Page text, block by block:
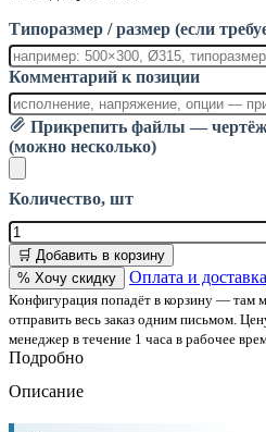
Типоразмер / размер (если
Комментарий к позиции
Прикрепить файлы —
(можно несколько)
Количество, шт
🛒 Добавить в корзину
% Хочу скидку
Оплата и доставка
Конфигурация попадёт в корзину — там
отправить весь заказ одним письмом.
менеджер в течение 1 часа в рабочее
Подробно
Описание